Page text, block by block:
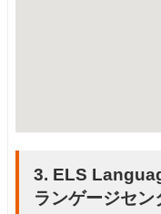
3. ELS
ランゲージセン